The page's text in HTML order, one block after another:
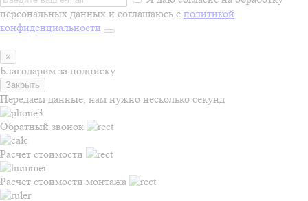
персональных данных и соглашаюсь с политикой
конфиденциальности
×
Благодарим за подписку
Закрыть
Передаем данные, нам нужно несколько секунд
Обратный звонок
Расчет стоимости
Расчет стоимости монтажа